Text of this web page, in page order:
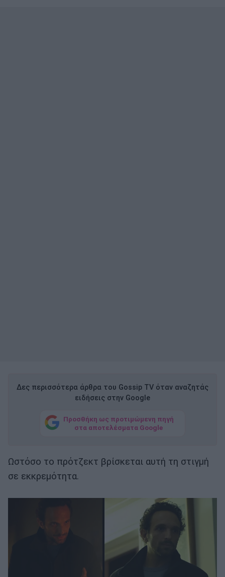
Δες περισσότερα άρθρα του Gossip TV όταν αναζητάς
ειδήσεις στην Google
Προσθήκη ως προτιμώμενη πηγή
στα αποτελέσματα Google
Ωστόσο το πρότζεκτ βρίσκεται αυτή τη στιγμή
σε εκκρεμότητα.